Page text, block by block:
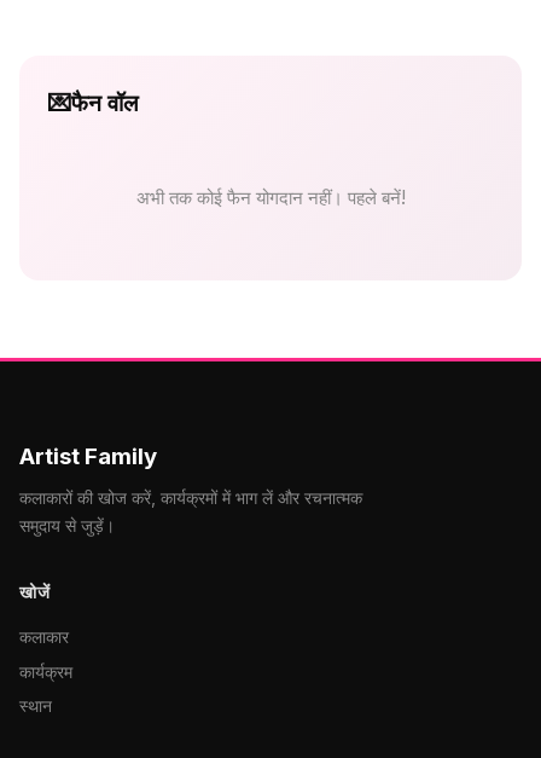
💌फैन वॉल
अभी तक कोई फैन योगदान नहीं। पहले बनें!
Artist Family
कलाकारों की खोज करें, कार्यक्रमों में भाग लें और रचनात्मक
समुदाय से जुड़ें।
खोजें
कलाकार
कार्यक्रम
स्थान